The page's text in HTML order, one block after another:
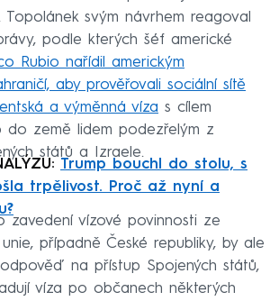
Topolánek svým návrhem reagoval
podle kterých šéf americké
Rubio nařídil americkým
aby prověřovali sociální sítě
a výměnná víza s cílem
do země lidem podezřelým z
států a Izraele.
Trump bouchl do stolu, s
trpělivost. Proč až nyní a
zavedení vízové povinnosti ze
případně České republiky, by ale
na přístup Spojených států,
víza po občanech některých